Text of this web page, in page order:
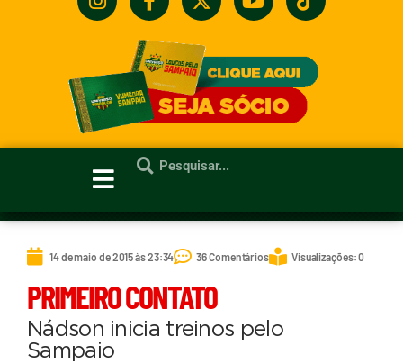
14 de maio de 2015 às 23:34 36 Comentários Visualizações: 0
PRIMEIRO CONTATO
Nádson inicia treinos pelo
Sampaio